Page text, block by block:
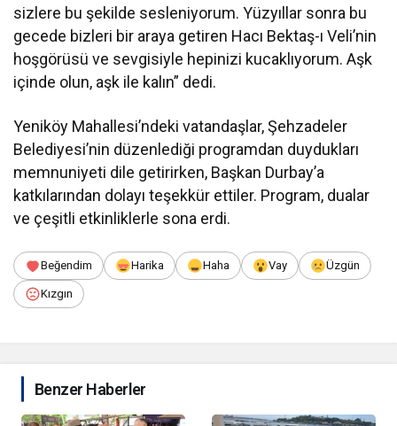
sizlere bu şekilde sesleniyorum. Yüzyıllar sonra bu
gecede bizleri bir araya getiren Hacı Bektaş-ı Veli’nin
hoşgörüsü ve sevgisiyle hepinizi kucaklıyorum. Aşk
içinde olun, aşk ile kalın” dedi.
Yeniköy Mahallesi’ndeki vatandaşlar, Şehzadeler
Belediyesi’nin düzenlediği programdan duydukları
memnuniyeti dile getirirken, Başkan Durbay’a
katkılarından dolayı teşekkür ettiler. Program, dualar
ve çeşitli etkinliklerle sona erdi.
Beğendim Harika Haha Vay Üzgün
Kızgın
Benzer Haberler